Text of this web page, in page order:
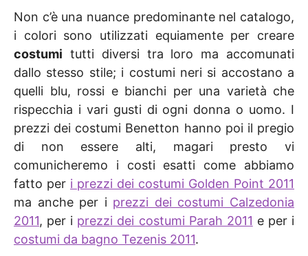
Non c’è una nuance predominante nel catalogo,
i colori sono utilizzati equiamente per creare
costumi tutti diversi tra loro ma accomunati
dallo stesso stile; i costumi neri si accostano a
quelli blu, rossi e bianchi per una varietà che
rispecchia i vari gusti di ogni donna o uomo. I
prezzi dei costumi Benetton hanno poi il pregio
di non essere alti, magari presto vi
comunicheremo i costi esatti come abbiamo
fatto per i prezzi dei costumi Golden Point 2011
ma anche per i prezzi dei costumi Calzedonia
2011, per i prezzi dei costumi Parah 2011 e per i
costumi da bagno Tezenis 2011.